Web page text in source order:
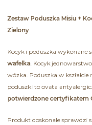
Zestaw Poduszka Misiu +
Zielony
Kocyk i poduszka wykonane
wafelka. Kocyk
wózka. Poduszka w
poduszki to ovata
potwierdzone certyfikatem
Produkt doskonale sprawdzi